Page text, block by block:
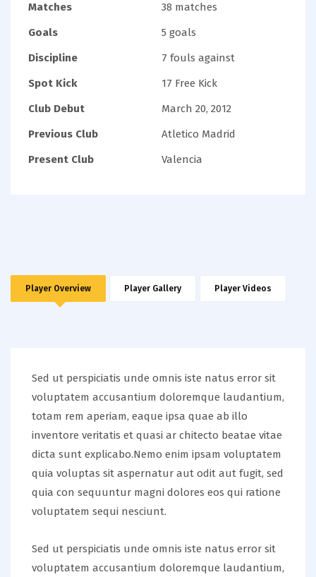
Matches
38 matches
Goals
5 goals
Discipline
7 fouls against
Spot Kick
17 Free Kick
Club Debut
March 20, 2012
Previous Club
Atletico Madrid
Present Club
Valencia
Player Overview Player Gallery Player Videos
Sed ut perspiciatis unde omnis iste natus error sit
voluptatem accusantium doloremque laudantium,
totam rem aperiam, eaque ipsa quae ab illo
inventore veritatis et quasi ar chitecto beatae vitae
dicta sunt explicabo.Nemo enim ipsam voluptatem
quia voluptas sit aspernatur aut odit aut fugit, sed
quia con sequuntur magni dolores eos qui ratione
voluptatem sequi nesciunt.
Sed ut perspiciatis unde omnis iste natus error sit
voluptatem accusantium doloremque laudantium,